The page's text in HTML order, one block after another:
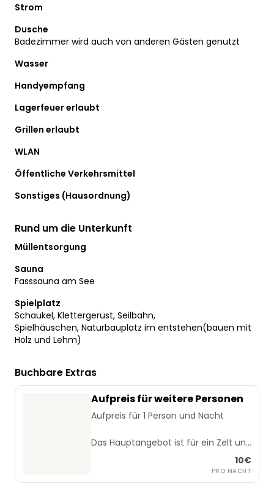
Strom
Dusche
Badezimmer wird auch von anderen Gästen genutzt
Wasser
Handyempfang
Lagerfeuer erlaubt
Grillen erlaubt
WLAN
Öffentliche Verkehrsmittel
Sonstiges (Hausordnung)
Rund um die Unterkunft
Müllentsorgung
Sauna
Fasssauna am See
Spielplatz
Schaukel, Klettergerüst, Seilbahn,
Spielhäuschen, Naturbauplatz im entstehen(bauen mit
Holz und Lehm)
Buchbare Extras
Aufpreis für weitere Personen
Aufpreis für 1 Person und Nacht
Das Hauptangebot ist für ein Zelt und
10€
PRO NACHT